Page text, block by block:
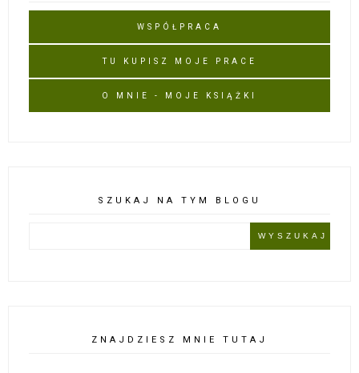
WSPÓŁPRACA
TU KUPISZ MOJE PRACE
O MNIE - MOJE KSIĄŻKI
SZUKAJ NA TYM BLOGU
ZNAJDZIESZ MNIE TUTAJ